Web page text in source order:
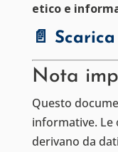
etico e
📄
Nota
Questo
informative. Le
derivano da